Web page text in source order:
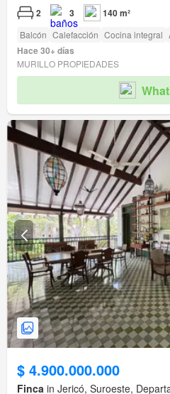
2 3 140 m²
Balcón Calefacción Cocina integral
Hace 30+ días
MURILLO PROPIEDADES
$ 4.900.000.000
Finca in Jericó, Suroeste,